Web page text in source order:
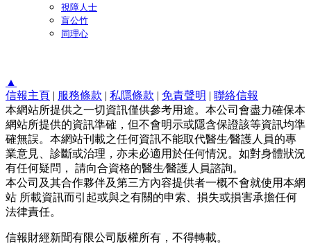
視障人士
盲公竹
同理心
▲
信報主頁 | 服務條款 | 私隱條款 | 免責聲明 | 聯絡信報
本網站所提供之一切資訊僅供參考用途。本公司會盡力確保本
網站所提供的資訊準確，但不會明示或隱含保證該等資訊均準
確無誤。本網站刊載之任何資訊不能取代醫生∕醫護人員的專
業意見、診斷或治理，亦未必適用於任何情況。如對身體狀況
有任何疑問， 請向合資格的醫生∕醫護人員諮詢。
本公司及其合作夥伴及第三方內容提供者一概不會就使用本網
站 所載資訊而引起或與之有關的申索、損失或損害承擔任何
法律責任。
信報財經新聞有限公司版權所有，不得轉載。